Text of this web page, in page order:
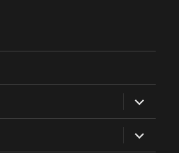
expand
child
menu
expand
child